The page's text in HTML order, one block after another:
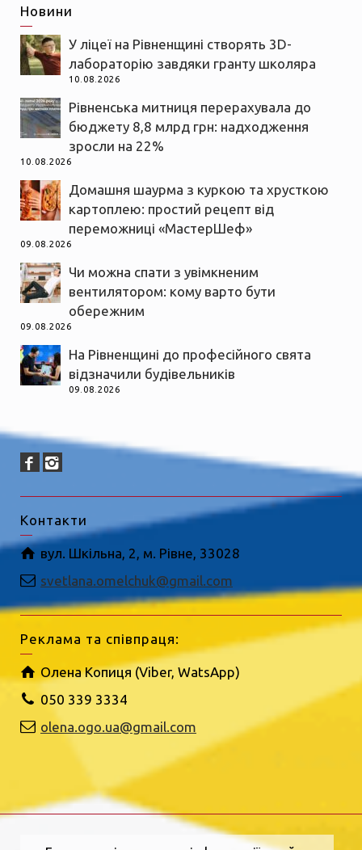
Новини
У ліцеї на Рівненщині створять 3D-
лабораторію завдяки гранту школяра
10.08.2026
Рівненська митниця перерахувала до
бюджету 8,8 млрд грн: надходження
зросли на 22%
10.08.2026
Домашня шаурма з куркою та хрусткою
картоплею: простий рецепт від
переможниці «МастерШеф»
09.08.2026
Чи можна спати з увімкненим
вентилятором: кому варто бути
обережним
09.08.2026
На Рівненщині до професійного свята
відзначили будівельників
09.08.2026
Контакти
вул. Шкільна, 2, м. Рівне, 33028
svetlana.omelchuk@gmail.com
Реклама та співпраця:
Олена Копиця (Viber, WatsApp)
050 339 3334
olena.ogo.ua@gmail.com